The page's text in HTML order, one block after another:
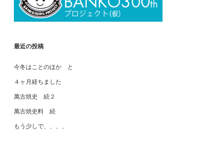
最近の投稿
今冬はことのほか と
４ヶ月経ちました
萬古焼史 続２
萬古焼史料 続
もう少しで、、、、